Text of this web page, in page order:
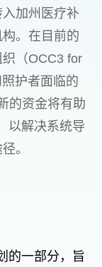
加州医疗补
。在目前的
（OCC3 for
护者面临的
的资金将有助
以解决系统导
。
的一部分，旨